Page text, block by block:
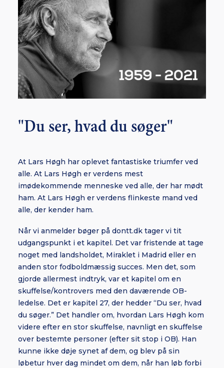
"Du ser, hvad du søger"
At Lars Høgh har oplevet fantastiske triumfer ved
alle. At Lars Høgh er verdens mest
imødekommende menneske ved alle, der har mødt
ham. At Lars Høgh er verdens flinkeste mand ved
alle, der kender ham.
Når vi anmelder bøger på dontt.dk tager vi tit
udgangspunkt i et kapitel. Det var fristende at tage
noget med landsholdet, Miraklet i Madrid eller en
anden stor fodboldmæssig succes. Men det, som
gjorde allermest indtryk, var et kapitel om en
skuffelse/kontrovers med den daværende OB-
ledelse. Det er kapitel 27, der hedder “Du ser, hvad
du søger.” Det handler om, hvordan Lars Høgh kom
videre efter en stor skuffelse, navnligt en skuffelse
over bestemte personer (efter sit stop i OB). Han
kunne ikke døje synet af dem, og blev på sin
løbetur hver dag mindet om dem, når han løb forbi